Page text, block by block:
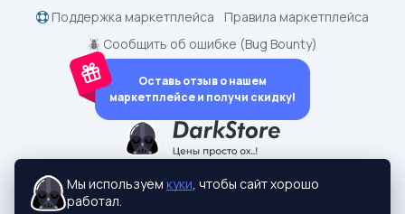
dark.shopping - Маркетплейс аккаунтов
2015-2026 © dark.shopping
Актуальные адреса:
Поддержка маркетплейса
Правила маркетплейса
🪲 Сообщить об ошибке (Bug Bounty)
Оставь отзыв о нашем
маркетплейсе и получи скидку!
Мы используем куки, чтобы сайт хорошо
работал.